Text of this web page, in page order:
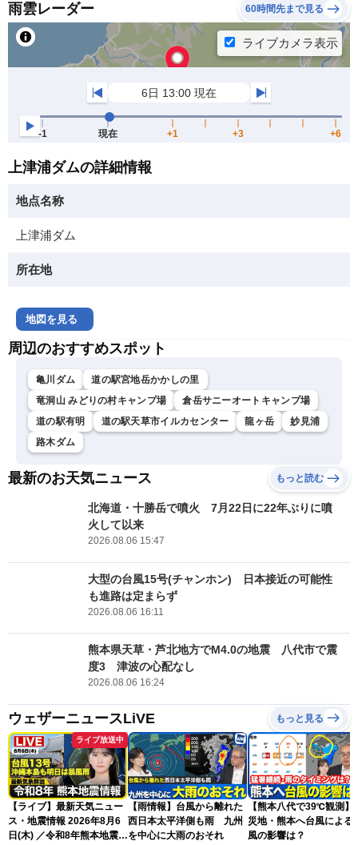
雨雲レーダー 60時間先まで見る
上津浦ダムの詳細情報
地点名称
上津浦ダム
所在地
地図を見る
周辺のおすすめスポット
亀川ダム
道の駅宮地岳かかしの里
竜洞山 みどりの村キャンプ場
倉岳サニーオートキャンプ場
道の駅有明
道の駅天草市イルカセンター 龍ヶ岳
妙見浦
路木ダム
最新のお天気ニュース もっと読む
北海道・十勝岳で噴火 7月22日に22年ぶりに噴
火して以来
2026.08.06 15:47
大型の台風15号(チャンホン) 日本接近の可能性
も進路は定まらず
2026.08.06 16:11
熊本県天草・芦北地方でM4.0の地震 八代市で震
度3 津波の心配なし
2026.08.06 16:24
ウェザーニュースLiVE もっと見る
ライブ放送中
【ライブ】最新天気ニュー
ス・地震情報 2026年8月6
日(木) ／令和8年熊本地震情
【雨情報】台風から離れた
西日本太平洋側も雨 九州
を中心に大雨のおそれ
【熊本八代で39℃観測】
災地・熊本へ台風による
風の影響は？